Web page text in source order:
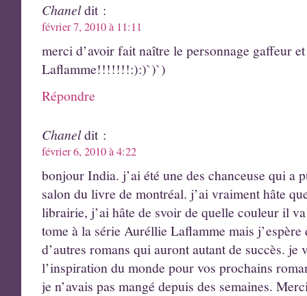
Chaneldit :
février 7, 2010 à 11:11
merci d’avoir fait naître le personnage gaffeur
Laflamme!!!!!!!:):)`)`)
Répondre
Chaneldit :
février 6, 2010 à 4:22
bonjour India. j’ai été une des chanceuse qui a
salon du livre de montréal. j’ai vraiment hâte
librairie, j’ai hâte de svoir de quelle couleur il
tome à la série Auréllie Laflamme mais
d’autres romans qui auront autant de succès. je
l’inspiration du monde pour vos prochains
je n’avais pas mangé depuis des semaines.